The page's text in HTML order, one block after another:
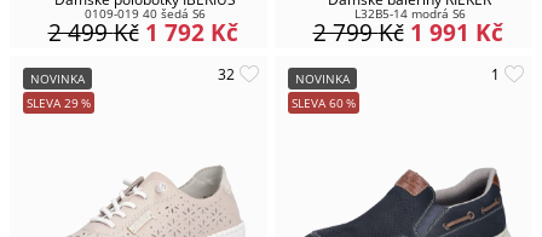
0109-019 40 šedá S6
1 792 Kč
2 499Kč
L32B5-14 modrá S6
1 991 Kč
2 799Kč
NOVINKA
SLEVA 29%
NOVINKA
SLEVA 60%